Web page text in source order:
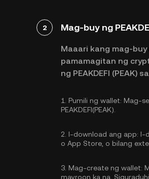
2 Mag-buy ng
Maaari kang mag-
pamamagitan ng
ng PEAKDEFI
1. Pumili ng wallet: Mag-
PEAKDEFI(PEAK).
2. I-download ang app: I-
o App Store, o bilang
3. Mag-create ng wallet:
mayroon ka na.